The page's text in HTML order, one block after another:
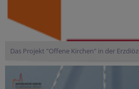
Das Projekt "Offene Kirchen" in der